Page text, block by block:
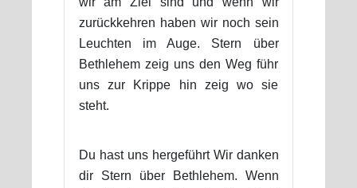
zurückkehren haben wir noch sein
Leuchten im Auge. Stern über
Bethlehem zeig uns den Weg führ
uns zur Krippe hin zeig wo sie
steht.
Du hast uns hergeführt Wir danken
dir Stern über Bethlehem. Wenn